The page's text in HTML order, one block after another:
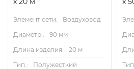
Элемент сети:
Воздуховод
Диаметр.:
90 мм
Длина изделия:
20 м
Тип.:
Полужесткий